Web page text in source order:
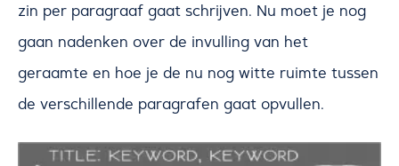
zin per paragraaf gaat schrijven. Nu moet je nog
gaan nadenken over de invulling van het
geraamte en hoe je de nu nog witte ruimte tussen
de verschillende paragrafen gaat opvullen.